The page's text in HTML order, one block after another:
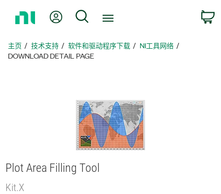
页
我的账户 搜索
主页 技术支持 软件和驱动程序下载
NI工具网络
DOWNLOAD DETAIL PAGE
Plot Area Filling Tool
Kit.X